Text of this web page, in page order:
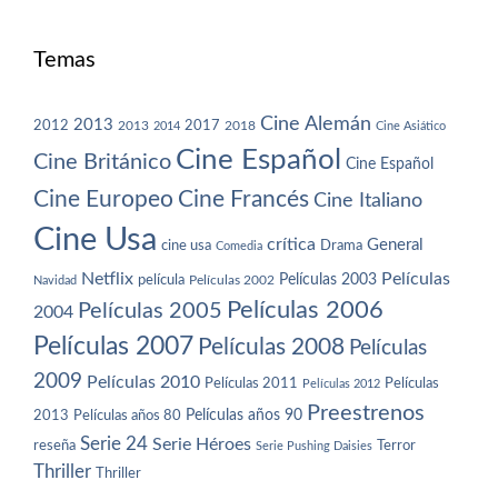
Temas
2012 2013 2013 2014 2017 2018 Cine Alemán Cine Asiático
Cine Británico Cine Español Cine Español
Cine Europeo Cine Francés Cine Italiano
Cine Usa cine usa Comedia crítica Drama General
Navidad Netflix película Películas 2002 Películas 2003 Películas
2004 Películas 2005 Películas 2006
Películas 2007 Películas 2008 Películas
2009 Películas 2010 Películas 2011 Películas 2012 Películas
2013 Películas años 80 Películas años 90 Preestrenos
reseña Serie 24 Serie Héroes Serie Pushing Daisies Terror
Thriller Thriller